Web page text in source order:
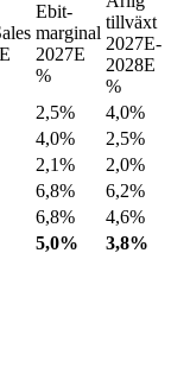
Ebit-
marginal
2027E
%
tillväxt
2027E-
2028E
%
2,5%
4,0%
4,0%
2,5%
2,1%
2,0%
6,8%
6,2%
6,8%
4,6%
5,0%
3,8%